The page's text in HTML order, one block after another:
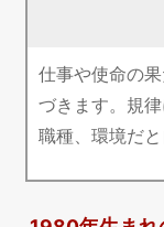
仕事や使命の
づきます。規
職種、環境だ